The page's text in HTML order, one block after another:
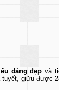
dáng đẹp và
giữu được